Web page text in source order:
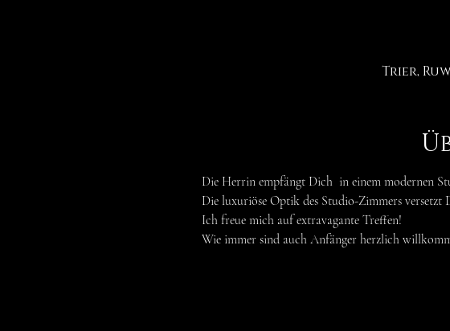
Trier,
Die Herrin empfängt Dich  in einem modernen
Die luxuriöse Optik des Studio-Zimmers versetzt
Ich freue mich auf extravagante Treffen!
Wie immer sind auch Anfänger herzlich